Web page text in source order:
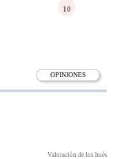
OPINIONES
10
Valoración de los